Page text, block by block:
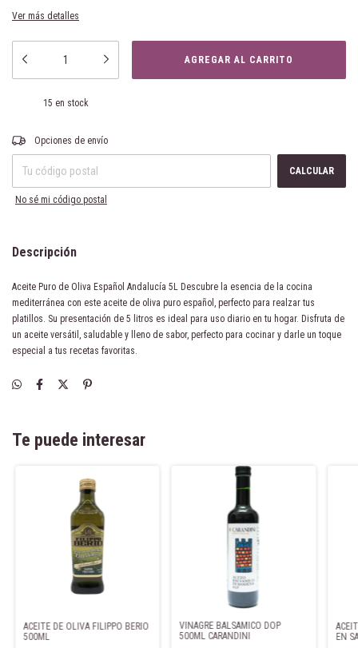
Ver más detalles
15 en stock
Entregas para el CP:
Opciones de envío
CALCULAR
No sé mi código postal
Descripción
Aceite Puro de Oliva Español Andalucía 5L Descubre la esencia de la cocina
mediterránea con este aceite de oliva puro español, perfecto para realzar tus
platillos. Su presentación de 5 litros es ideal para uso diario en tu hogar. Disfruta de
un aceite versátil, saludable y lleno de sabor, perfecto para cocinar y darle un toque
especial a tus recetas favoritas.
Te puede interesar
ACEITE DE OLIVA FILIPPO BERIO
500ML
VINAGRE BALSAMICO DOP
500ML CARANDINI
EN